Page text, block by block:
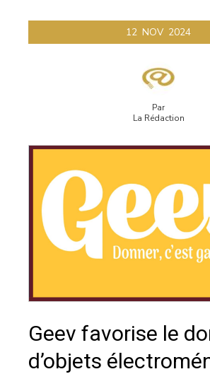
12 NOV 2024
Par
La Rédaction
Geev favorise le
d’objets